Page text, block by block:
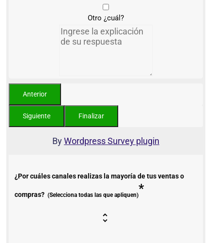
Otro ¿cuál?
ByWordpress Survey plugin
¿Por cuáles canales realizas la mayoría de tus ventas o
compras? (Selecciona todas las que apliquen)*